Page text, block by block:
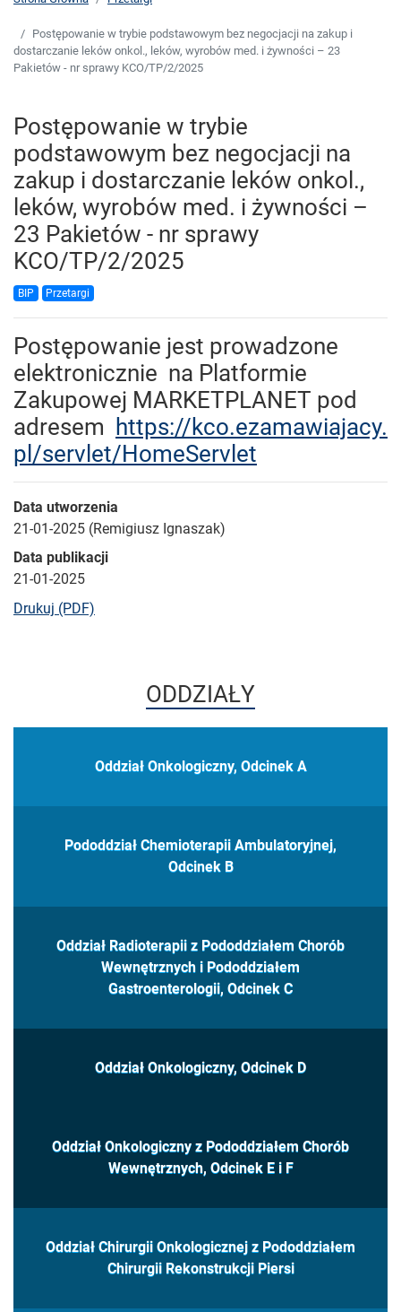
Postępowanie w trybie podstawowym bez negocjacji na zakup i
dostarczanie leków onkol., leków, wyrobów med. i żywności – 23
Pakietów - nr sprawy KCO/TP/2/2025
Postępowanie w trybie
podstawowym bez negocjacji na
zakup i dostarczanie leków onkol.,
leków, wyrobów med. i żywności –
23 Pakietów - nr sprawy
KCO/TP/2/2025
BIP Przetargi
Postępowanie jest prowadzone
elektronicznie na Platformie
Zakupowej MARKETPLANET pod
adresem https://kco.ezamawiajacy.
pl/servlet/HomeServlet
Data utworzenia
21-01-2025 (Remigiusz Ignaszak)
Data publikacji
21-01-2025
Drukuj (PDF)
ODDZIAŁY
Oddział Onkologiczny, Odcinek A
Pododdział Chemioterapii Ambulatoryjnej,
Odcinek B
Oddział Radioterapii z Pododdziałem Chorób
Wewnętrznych i Pododdziałem
Gastroenterologii, Odcinek C
Oddział Onkologiczny, Odcinek D
Oddział Onkologiczny z Pododdziałem Chorób
Wewnętrznych, Odcinek E i F
Oddział Chirurgii Onkologicznej z Pododdziałem
Chirurgii Rekonstrukcji Piersi